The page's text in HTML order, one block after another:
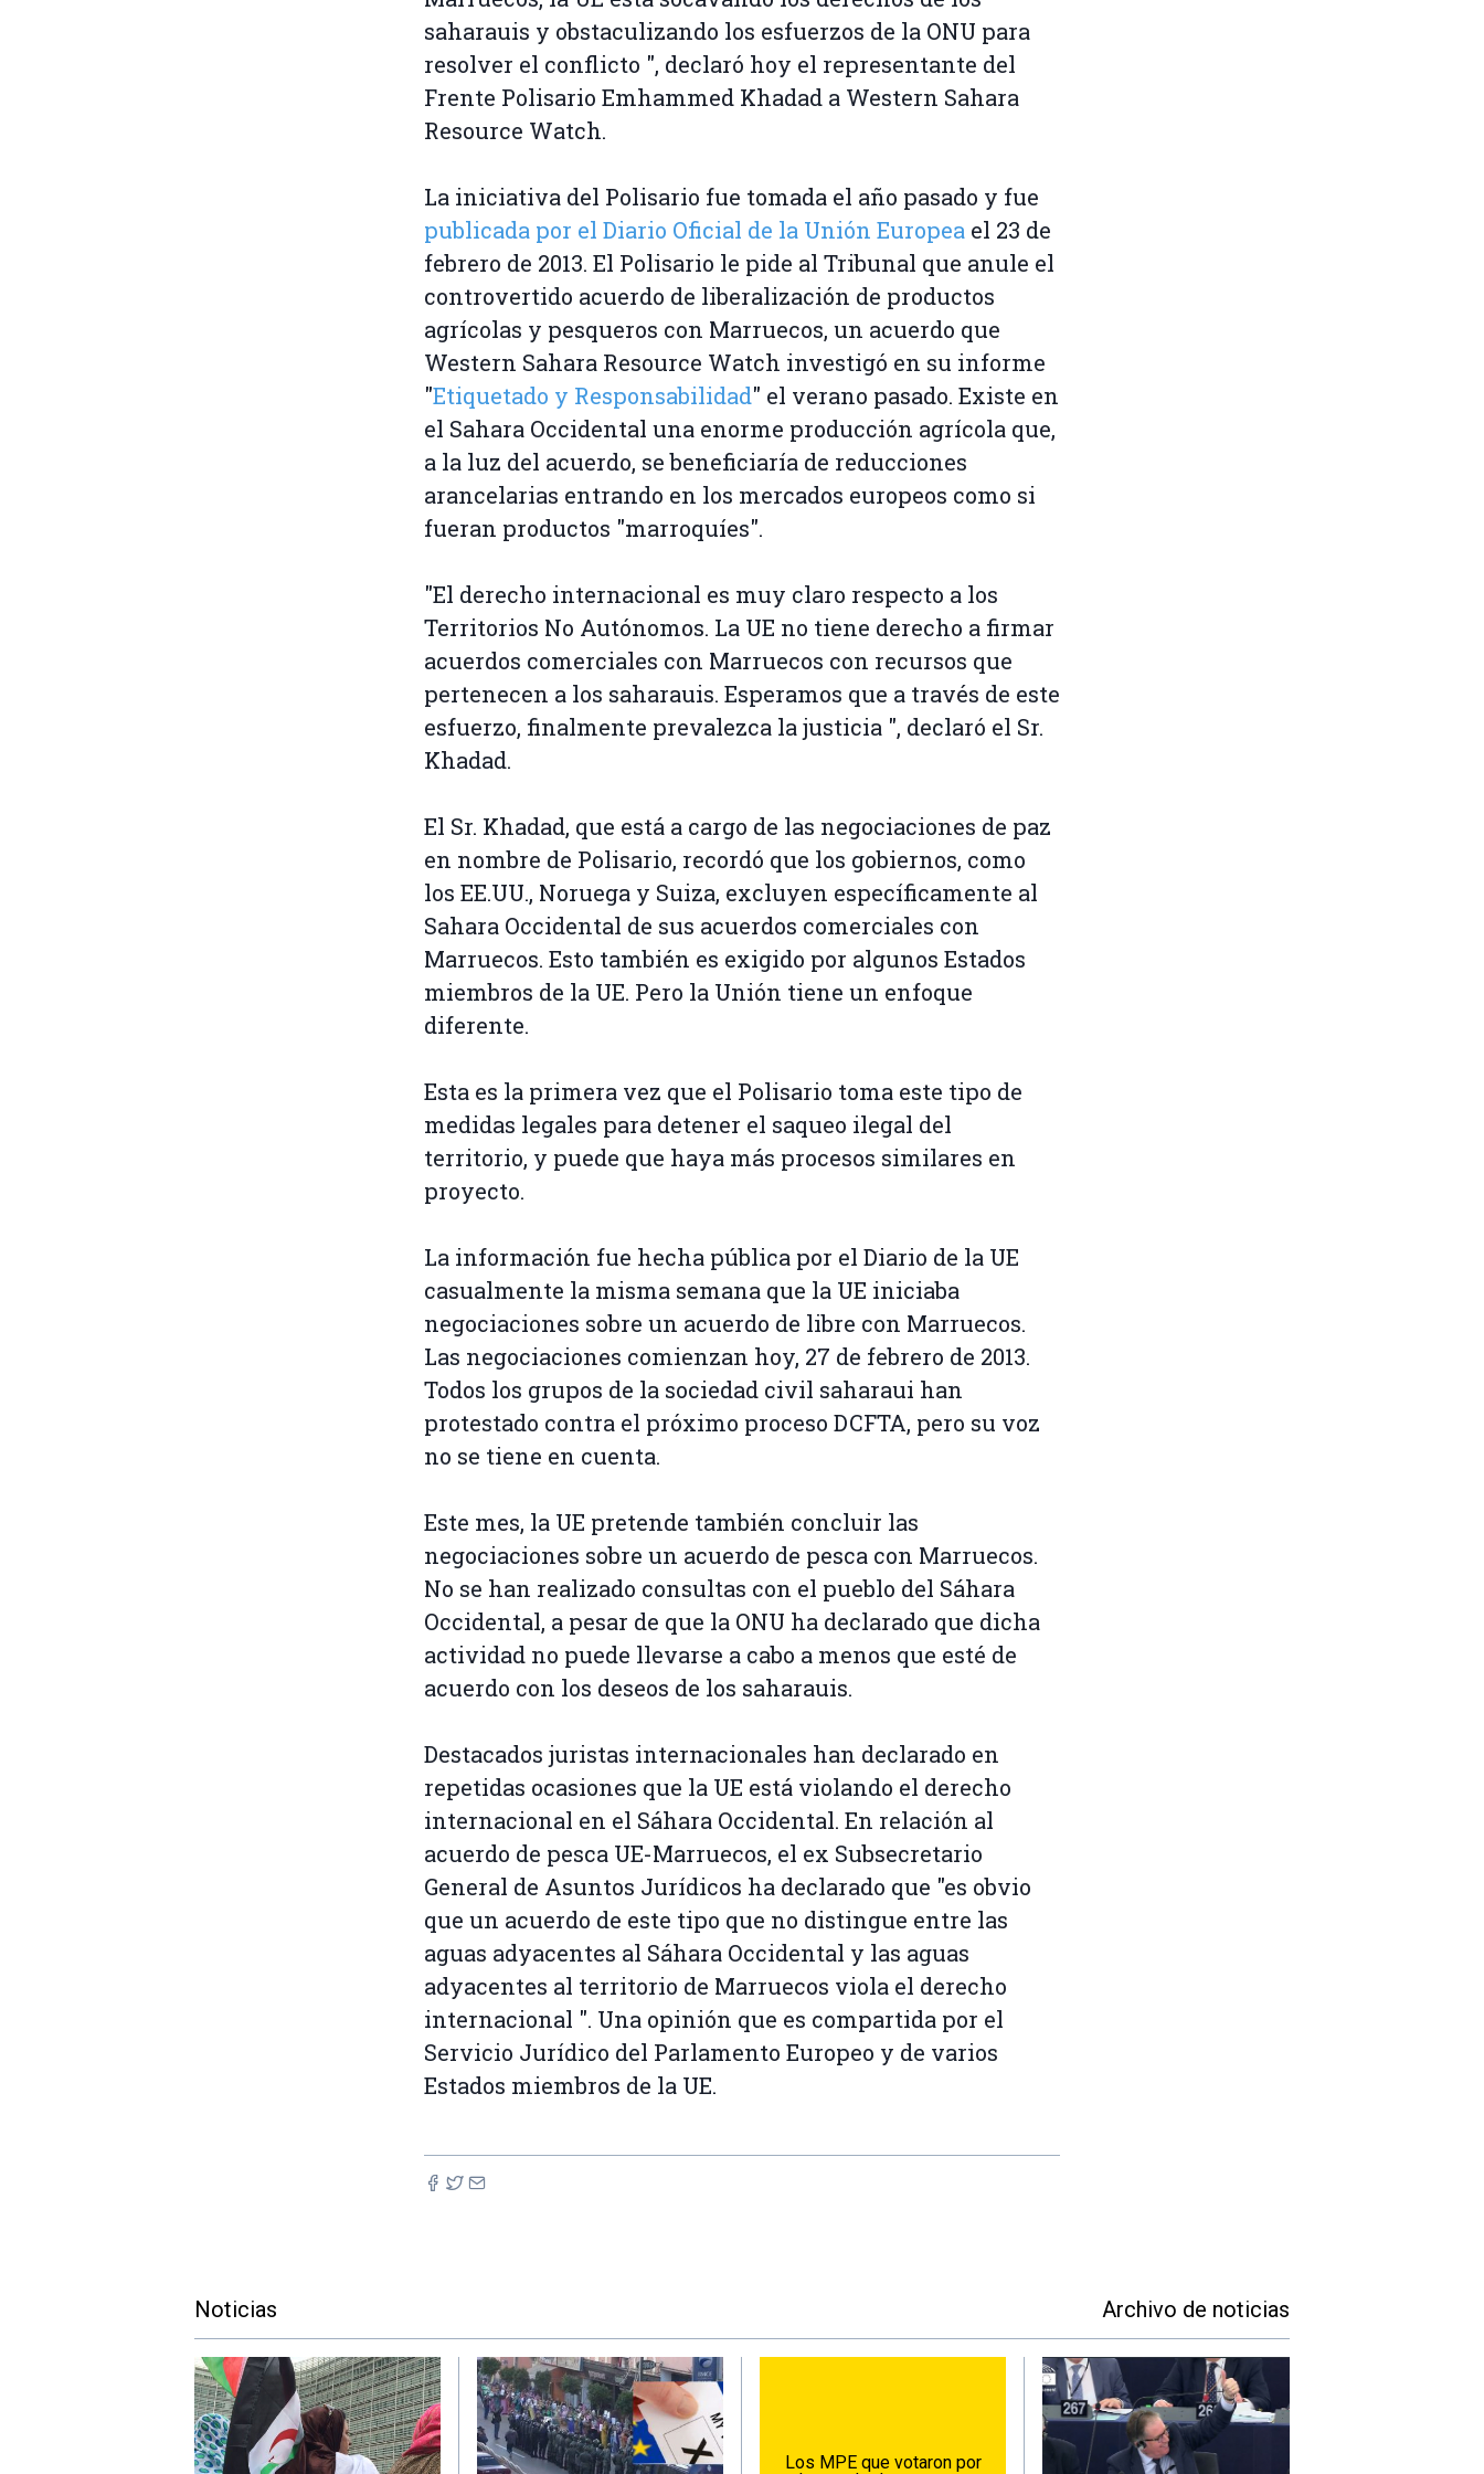
saharauis y obstaculizando los esfuerzos de la ONU para
resolver el conflicto ", declaró hoy el representante del
Frente Polisario Emhammed Khadad a Western Sahara
Resource Watch.
La iniciativa del Polisario fue tomada el año pasado y fue
publicada por el Diario Oficial de la Unión Europea el 23 de
febrero de 2013. El Polisario le pide al Tribunal que anule el
controvertido acuerdo de liberalización de productos
agrícolas y pesqueros con Marruecos, un acuerdo que
Western Sahara Resource Watch investigó en su informe
"Etiquetado y Responsabilidad" el verano pasado. Existe en
el Sahara Occidental una enorme producción agrícola que,
a la luz del acuerdo, se beneficiaría de reducciones
arancelarias entrando en los mercados europeos como si
fueran productos "marroquíes".
"El derecho internacional es muy claro respecto a los
Territorios No Autónomos. La UE no tiene derecho a firmar
acuerdos comerciales con Marruecos con recursos que
pertenecen a los saharauis. Esperamos que a través de este
esfuerzo, finalmente prevalezca la justicia ", declaró el Sr.
Khadad.
El Sr. Khadad, que está a cargo de las negociaciones de paz
en nombre de Polisario, recordó que los gobiernos, como
los EE.UU., Noruega y Suiza, excluyen específicamente al
Sahara Occidental de sus acuerdos comerciales con
Marruecos. Esto también es exigido por algunos Estados
miembros de la UE. Pero la Unión tiene un enfoque
diferente.
Esta es la primera vez que el Polisario toma este tipo de
medidas legales para detener el saqueo ilegal del
territorio, y puede que haya más procesos similares en
proyecto.
La información fue hecha pública por el Diario de la UE
casualmente la misma semana que la UE iniciaba
negociaciones sobre un acuerdo de libre con Marruecos.
Las negociaciones comienzan hoy, 27 de febrero de 2013.
Todos los grupos de la sociedad civil saharaui han
protestado contra el próximo proceso DCFTA, pero su voz
no se tiene en cuenta.
Este mes, la UE pretende también concluir las
negociaciones sobre un acuerdo de pesca con Marruecos.
No se han realizado consultas con el pueblo del Sáhara
Occidental, a pesar de que la ONU ha declarado que dicha
actividad no puede llevarse a cabo a menos que esté de
acuerdo con los deseos de los saharauis.
Destacados juristas internacionales han declarado en
repetidas ocasiones que la UE está violando el derecho
internacional en el Sáhara Occidental. En relación al
acuerdo de pesca UE-Marruecos, el ex Subsecretario
General de Asuntos Jurídicos ha declarado que "es obvio
que un acuerdo de este tipo que no distingue entre las
aguas adyacentes al Sáhara Occidental y las aguas
adyacentes al territorio de Marruecos viola el derecho
internacional ". Una opinión que es compartida por el
Servicio Jurídico del Parlamento Europeo y de varios
Estados miembros de la UE.
Noticias Archivo de noticias
Los MPE que votaron por